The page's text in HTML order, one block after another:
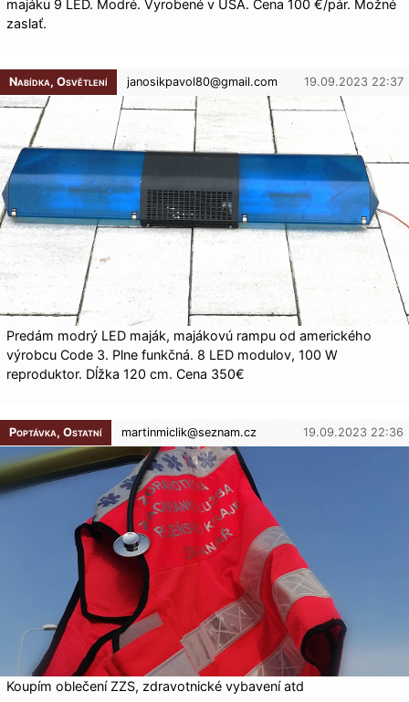
majáku 9 LED. Modré. Vyrobené v USA. Cena 100 €/pár. Možné
zaslať.
Nabídka, Osvětlení janosikpavol80@gmail.com 19.09.2023 22:37
Predám modrý LED maják, majákovú rampu od amerického
výrobcu Code 3. Plne funkčná. 8 LED modulov, 100 W
reproduktor. Dĺžka 120 cm. Cena 350€
Poptávka, Ostatní martinmiclik@seznam.cz 19.09.2023 22:36
Koupím oblečení ZZS, zdravotnické vybavení atd